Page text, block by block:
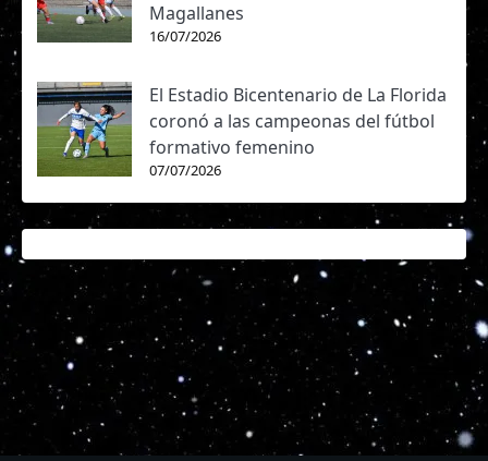
Magallanes
16/07/2026
El Estadio Bicentenario de La Florida
coronó a las campeonas del fútbol
formativo femenino
07/07/2026